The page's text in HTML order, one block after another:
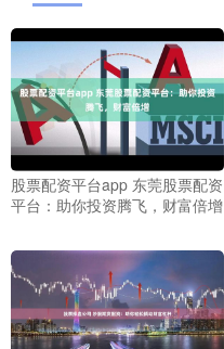
股票配资平台app 东莞股票配资
平台：助你投资腾飞，财富倍增